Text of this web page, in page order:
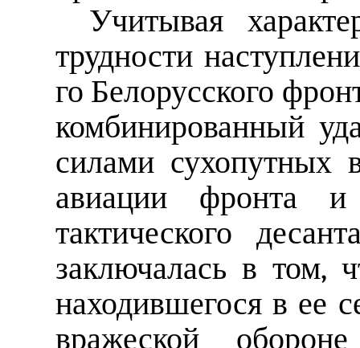
Учитывая
трудности
го Белорусского
комбинированный
силами сухопутных
авиации фронта и
тактического
заключалась в том,
находившегося в ее
вражеской